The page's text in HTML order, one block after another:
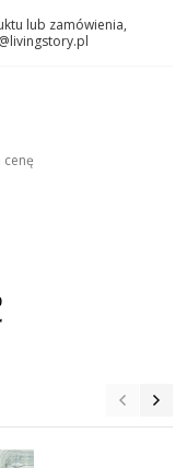
lub zamówienia,